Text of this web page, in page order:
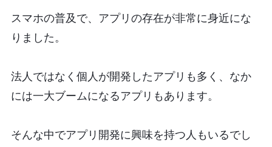
スマホの普及で、アプリの存在が非常に身近にな
りました。
法人ではなく個人が開発したアプリも多く、なか
には一大ブームになるアプリもあります。
そんな中でアプリ開発に興味を持つ人もいるでし